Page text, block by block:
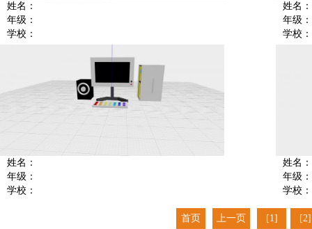
姓名：
年级：
学校：
姓名：
年级：
学校：
姓名：
年级：
学校：
姓名：
年级：
学校：
首页 上一页 [1] [2]